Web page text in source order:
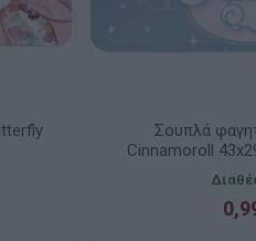
φαγητού Diakakis
43x29cm 000490234